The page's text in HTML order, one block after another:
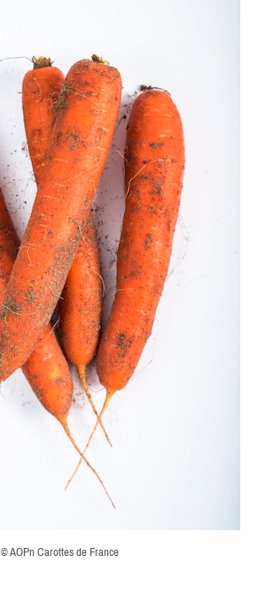
© AOPn Carottes de France